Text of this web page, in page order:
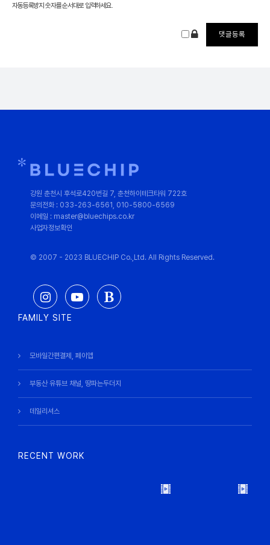
자동등록방지 숫자를 순서대로 입력하세요.
강원 춘천시 후석로420번길 7, 춘천하이테크타워 722호
문의전화 : 033-263-6561, 010-5800-6569
이메일 : master@bluechips.co.kr
사업자정보확인
© 2007 - 2023 BLUECHIP Co.,Ltd. All Rights Reserved.
FAMILY SITE
모바일간편결제, 페이앱
부동산 유튜브 채널, 땅파는두더지
데일리셔스
RECENT WORK